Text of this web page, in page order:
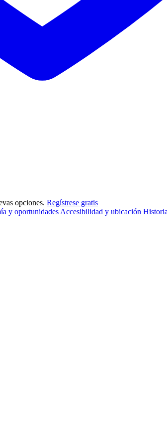
opciones. Regístrese gratis
y oportunidades Accesibilidad y ubicación Historia